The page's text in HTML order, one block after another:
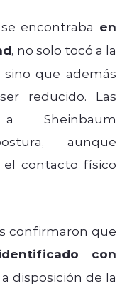
encontraba en
, no solo tocó a la
sino que además
reducido. Las
Sheinbaum
aunque
contacto físico
confirmaron que
con
disposición de la